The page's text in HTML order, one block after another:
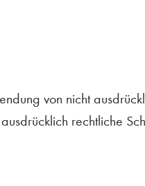
von nicht
rechtliche